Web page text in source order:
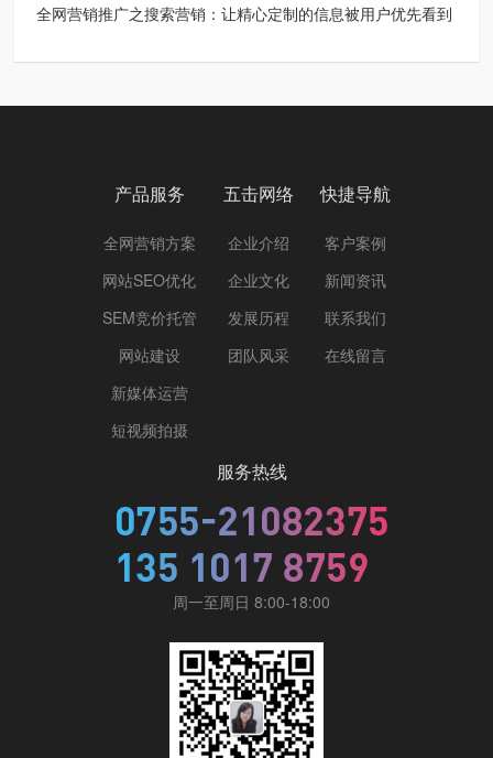
全网营销推广之搜索营销：让精心定制的信息被用户优先看到
产品服务
全网营销方案
网站SEO优化
SEM竞价托管
网站建设
新媒体运营
短视频拍摄
五击网络
企业介绍
企业文化
发展历程
团队风采
快捷导航
客户案例
新闻资讯
联系我们
在线留言
服务热线
周一至周日 8:00-18:00